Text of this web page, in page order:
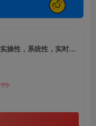
冠东·2023淘系直通车高级系统课，​实操性，系统性，实时性，直通车完整体系教学
99